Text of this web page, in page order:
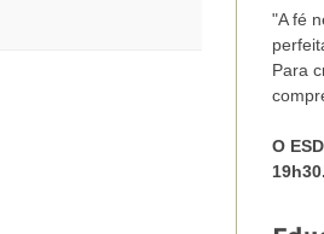
"A fé
Para
O